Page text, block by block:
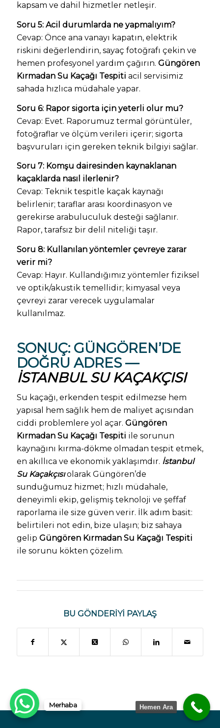
kapsam ve dahil hizmetler netleşir.
Soru 5: Acil durumlarda ne yapmalıyım?
Cevap: Önce ana vanayı kapatın, elektrik
riskini değerlendirin, sayaç fotoğrafı çekin ve
hemen profesyonel yardım çağırın. Güngören
Kırmadan Su Kaçağı Tespiti acil servisimiz
sahada hızlıca müdahale yapar.
Soru 6: Rapor sigorta için yeterli olur mu?
Cevap: Evet. Raporumuz termal görüntüler,
fotoğraflar ve ölçüm verileri içerir; sigorta
başvuruları için gereken teknik bilgiyi sağlar.
Soru 7: Komşu dairesinden kaynaklanan
kaçaklarda nasıl ilerlenir?
Cevap: Teknik tespitle kaçak kaynağı
belirlenir; taraflar arası koordinasyon ve
gerekirse arabuluculuk desteği sağlanır.
Rapor, tarafsız bir delil niteliği taşır.
Soru 8: Kullanılan yöntemler çevreye zarar
verir mi?
Cevap: Hayır. Kullandığımız yöntemler fiziksel
ve optik/akustik temellidir; kimyasal veya
çevreyi zarar verecek uygulamalar
kullanılmaz.
SONUÇ: GÜNGÖREN’DE
DOĞRU ADRES —
İSTANBUL SU KAÇAKÇISI
Su kaçağı, erkenden tespit edilmezse hem
yapısal hem sağlık hem de maliyet açısından
ciddi problemlere yol açar. Güngören
Kırmadan Su Kaçağı Tespiti ile sorunun
kaynağını kırma-dökme olmadan tespit etmek,
en akıllıca ve ekonomik yaklaşımdır. İstanbul
Su Kaçakçısıolarak Güngören’de
sunduğumuz hizmet; hızlı müdahale,
deneyimli ekip, gelişmiş teknoloji ve şeffaf
raporlama ile size güven verir. İlk adım basit:
belirtileri not edin, bize ulaşın; biz sahaya
gelip Güngören Kırmadan Su Kaçağı Tespiti
ile sorunu kökten çözelim.
BU GÖNDERIYI PAYLAŞ
Merhaba Hemen Ara